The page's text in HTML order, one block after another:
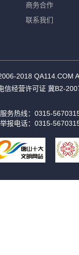
商务合作
联系我们
2018 QA114.COM
信经营许可证 冀B2-
务热线：0315-
报电话：0315-